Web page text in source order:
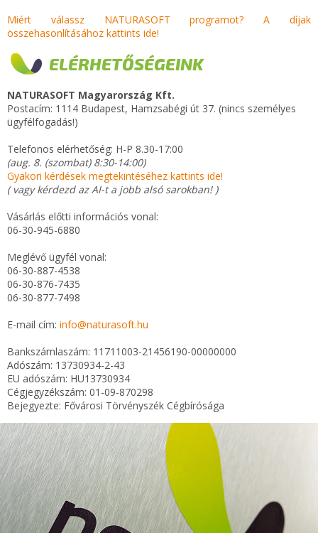
Miért válassz NATURASOFT programot? A díjak
összehasonlításához kattints ide!
ELÉRHETŐSÉGEINK
NATURASOFT Magyarország Kft.
Postacím: 1114 Budapest, Hamzsabégi út 37. (nincs személyes
ügyfélfogadás!)
Telefonos elérhetőség: H-P 8.30-17:00
(aug. 8. (szombat) 8:30-14:00)
Gyakori kérdések megtekintéséhez kattints ide!
( vagy kérdezd az AI-t a jobb alsó sarokban! )
Vásárlás előtti információs vonal:
06-30-945-6880
Meglévő ügyfél vonal:
06-30-887-4538
06-30-876-7435
06-30-877-7498
E-mail cím: info@naturasoft.hu
Bankszámlaszám: 11711003-21456190-00000000
Adószám: 13730934-2-43
EU adószám: HU13730934
Cégjegyzékszám: 01-09-870298
Bejegyezte: Fővárosi Törvényszék Cégbírósága